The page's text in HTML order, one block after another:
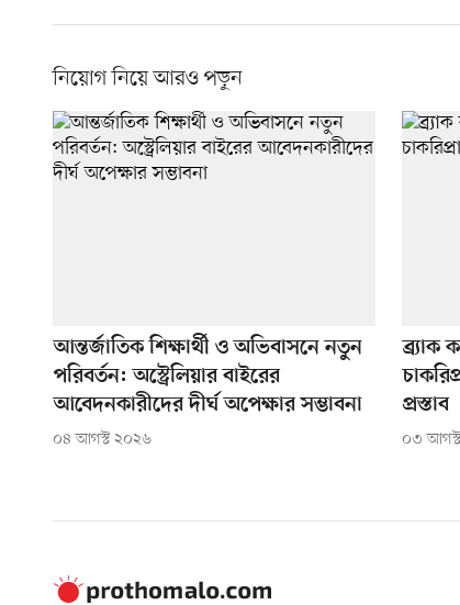
নিয়োগ নিয়ে আরও পড়ুন
আন্তর্জাতিক শিক্ষার্থী ও অভিবাসনে নতুন
পরিবর্তন: অস্ট্রেলিয়ার বাইরের
আবেদনকারীদের দীর্ঘ অপেক্ষার সম্ভাবনা
০৪ আগস্ট ২০২৬
ব্র্যাক
প্রস্তাব
০৩